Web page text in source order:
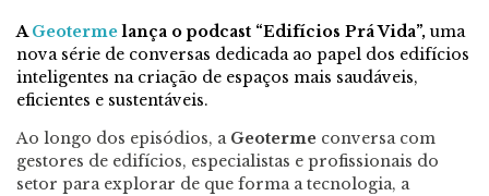
AGeotermelança o podcast “Edifícios Prá Vida”, uma
nova série de conversas dedicada ao papel dos edifícios
inteligentes na criação de espaços mais saudáveis,
eficientes e sustentáveis.
Ao longo dos episódios, a Geoterme conversa com
gestores de edifícios, especialistas e profissionais do
setor para explorar de que forma a tecnologia, a